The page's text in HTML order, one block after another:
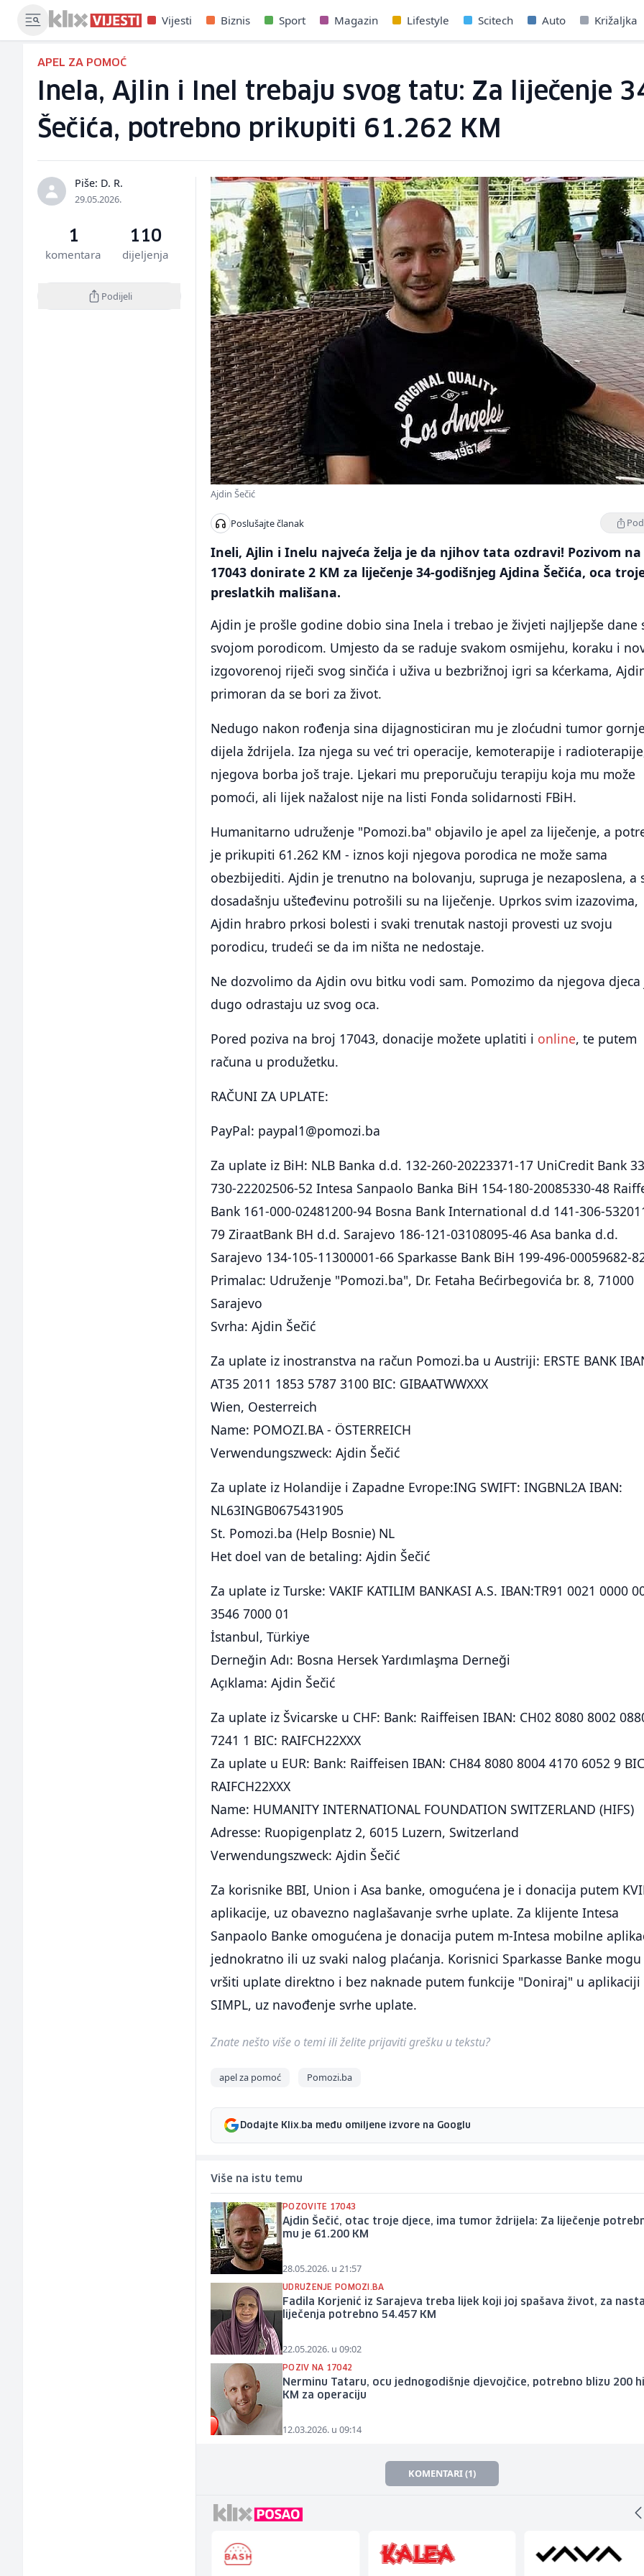
Vijesti Biznis Sport Magazin Lifestyle Scitech Auto Križaljka
APEL ZA POMOĆ
Inela, Ajlin i Inel trebaju svog tatu: Za liječenje
Šečića, potrebno prikupiti 61.262 KM
Piše: D. R.
29.05.2026.
1
komentara
110
dijeljenja
Podijeli
Ajdin Šečić
Poslušajte članak
Ineli, Ajlin i Inelu najveća želja je da njihov tata ozdravi! Pozivom
17043 donirate 2 KM za liječenje 34-godišnjeg Ajdina Šečića, oca
preslatkih mališana.
Ajdin je prošle godine dobio sina Inela i trebao je živjeti najljepše dane
svojom porodicom. Umjesto da se raduje svakom osmijehu, koraku i
izgovorenoj riječi svog sinčića i uživa u bezbrižnoj igri sa kćerkama,
primoran da se bori za život.
Nedugo nakon rođenja sina dijagnosticiran mu je zloćudni tumor
dijela ždrijela. Iza njega su već tri operacije, kemoterapije i
njegova borba još traje. Ljekari mu preporučuju terapiju koja mu može
pomoći, ali lijek nažalost nije na listi Fonda solidarnosti FBiH.
Humanitarno udruženje "Pomozi.ba" objavilo je apel za liječenje, a
je prikupiti 61.262 KM - iznos koji njegova porodica ne može sama
obezbijediti. Ajdin je trenutno na bolovanju, supruga je nezaposlena, a
dosadašnju ušteđevinu potrošili su na liječenje. Uprkos svim izazovima,
Ajdin hrabro prkosi bolesti i svaki trenutak nastoji provesti uz svoju
porodicu, trudeći se da im ništa ne nedostaje.
Ne dozvolimo da Ajdin ovu bitku vodi sam. Pomozimo da njegova djeca
dugo odrastaju uz svog oca.
Pored poziva na broj 17043, donacije možete uplatiti i online, te putem
računa u produžetku.
RAČUNI ZA UPLATE:
PayPal: paypal1@pomozi.ba
Za uplate iz BiH: NLB Banka d.d. 132-260-20223371-17 UniCredit Bank
730-22202506-52 Intesa Sanpaolo Banka BiH 154-180-20085330-48
Bank 161-000-02481200-94 Bosna Bank International d.d 141-306-
79 ZiraatBank BH d.d. Sarajevo 186-121-03108095-46 Asa banka d.d.
Sarajevo 134-105-11300001-66 Sparkasse Bank BiH 199-496-00059682-
Primalac: Udruženje "Pomozi.ba", Dr. Fetaha Bećirbegovića br. 8, 71000
Sarajevo
Svrha: Ajdin Šečić
Za uplate iz inostranstva na račun Pomozi.ba u Austriji: ERSTE BANK
AT35 2011 1853 5787 3100 BIC: GIBAATWWXXX
Wien, Oesterreich
Name: POMOZI.BA - ÖSTERREICH
Verwendungszweck: Ajdin Šečić
Za uplate iz Holandije i Zapadne Evrope:ING SWIFT: INGBNL2A IBAN:
NL63INGB0675431905
St. Pomozi.ba (Help Bosnie) NL
Het doel van de betaling: Ajdin Šečić
Za uplate iz Turske: VAKIF KATILIM BANKASI A.S. IBAN:TR91 0021 0000
3546 7000 01
İstanbul, Türkiye
Derneğin Adı: Bosna Hersek Yardımlaşma Derneği
Açıklama: Ajdin Šečić
Za uplate iz Švicarske u CHF: Bank: Raiffeisen IBAN: CH02 8080 8002
7241 1 BIC: RAIFCH22XXX
Za uplate u EUR: Bank: Raiffeisen IBAN: CH84 8080 8004 4170 6052 9
RAIFCH22XXX
Name: HUMANITY INTERNATIONAL FOUNDATION SWITZERLAND (HIFS)
Adresse: Ruopigenplatz 2, 6015 Luzern, Switzerland
Verwendungszweck: Ajdin Šečić
Za korisnike BBI, Union i Asa banke, omogućena je i donacija putem
aplikacije, uz obavezno naglašavanje svrhe uplate. Za klijente Intesa
Sanpaolo Banke omogućena je donacija putem m-Intesa mobilne
jednokratno ili uz svaki nalog plaćanja. Korisnici Sparkasse Banke mogu
vršiti uplate direktno i bez naknade putem funkcije "Doniraj" u aplikaciji
SIMPL, uz navođenje svrhe uplate.
Znate nešto više o temi ili želite prijaviti grešku u tekstu?
apel za pomoć Pomozi.ba
Dodajte Klix.ba među omiljene izvore na Googlu
Više na istu temu
POZOVITE 17043
Ajdin Šečić, otac troje djece, ima tumor ždrijela: Za liječenje
mu je 61.200 KM
28.05.2026. u 21:57
UDRUŽENJE POMOZI.BA
Fadila Korjenić iz Sarajeva treba lijek koji joj spašava život, za
liječenja potrebno 54.457 KM
22.05.2026. u 09:02
POZIV NA 17042
Nerminu Tataru, ocu jednogodišnje djevojčice, potrebno blizu 200
KM za operaciju
12.03.2026. u 09:14
KOMENTARI (1)